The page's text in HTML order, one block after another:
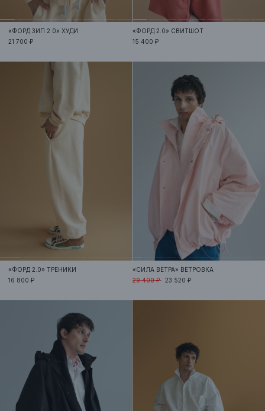
«ФОРД ЗИП 2.0»ХУДИ
21 700 ₽
«ФОРД 2.0» СВИТШОТ
15 400 ₽
«ФОРД 2.0» ТРЕНИКИ
16 800 ₽
«СИЛА ВЕТРА» ВЕТРОВКА
29 400 ₽ 23 520 ₽